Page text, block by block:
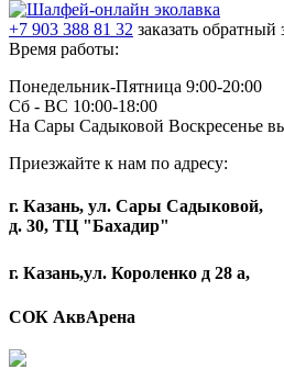
+7 903 388 81 32 заказать обратный
Время работы:
Понедельник-Пятница 9:00-20:00
Сб - ВС 10:00-18:00
На Сары Садыковой Воскресенье
Приезжайте к нам по адресу:
г. Казань, ул. Сары Садыковой,
д. 30, ТЦ "Бахадир"
г. Казань,ул. Короленко д 28 а,
СОК АквАрена